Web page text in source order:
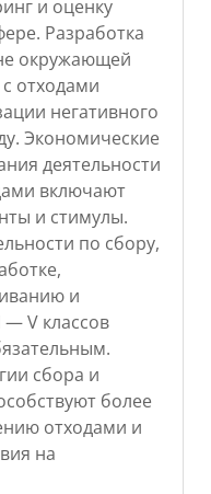
и оценку
Разработка
окружающей
отходами
негативного
Экономические
деятельности
включают
и стимулы.
по сбору,
и
V классов
сбора и
более
отходами и
на